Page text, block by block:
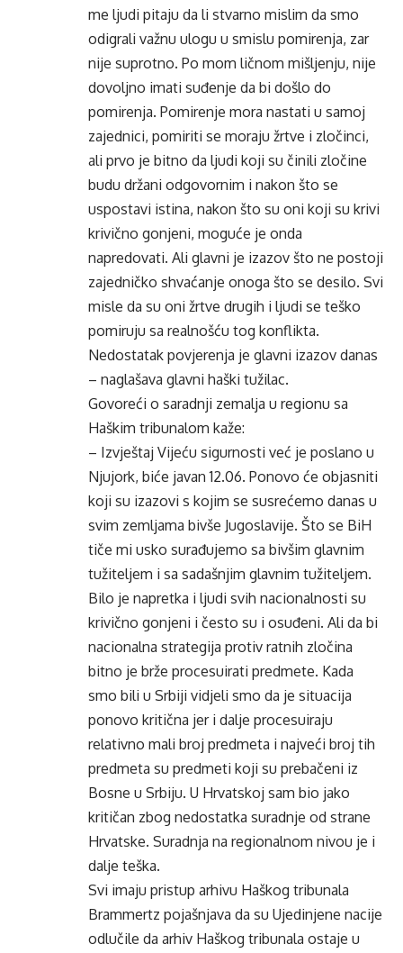
me ljudi pitaju da li stvarno mislim da smo
odigrali važnu ulogu u smislu pomirenja, zar
nije suprotno. Po mom ličnom mišljenju, nije
dovoljno imati suđenje da bi došlo do
pomirenja. Pomirenje mora nastati u samoj
zajednici, pomiriti se moraju žrtve i zločinci,
ali prvo je bitno da ljudi koji su činili zločine
budu držani odgovornim i nakon što se
uspostavi istina, nakon što su oni koji su krivi
krivično gonjeni, moguće je onda
napredovati. Ali glavni je izazov što ne postoji
zajedničko shvaćanje onoga što se desilo. Svi
misle da su oni žrtve drugih i ljudi se teško
pomiruju sa realnošću tog konflikta.
Nedostatak povjerenja je glavni izazov danas
– naglašava glavni haški tužilac.
Govoreći o saradnji zemalja u regionu sa
Haškim tribunalom kaže:
– Izvještaj Vijeću sigurnosti već je poslano u
Njujork, biće javan 12.06. Ponovo će objasniti
koji su izazovi s kojim se susrećemo danas u
svim zemljama bivše Jugoslavije. Što se BiH
tiče mi usko surađujemo sa bivšim glavnim
tužiteljem i sa sadašnjim glavnim tužiteljem.
Bilo je napretka i ljudi svih nacionalnosti su
krivično gonjeni i često su i osuđeni. Ali da bi
nacionalna strategija protiv ratnih zločina
bitno je brže procesuirati predmete. Kada
smo bili u Srbiji vidjeli smo da je situacija
ponovo kritična jer i dalje procesuiraju
relativno mali broj predmeta i najveći broj tih
predmeta su predmeti koji su prebačeni iz
Bosne u Srbiju. U Hrvatskoj sam bio jako
kritičan zbog nedostatka suradnje od strane
Hrvatske. Suradnja na regionalnom nivou je i
dalje teška.
Svi imaju pristup arhivu Haškog tribunala
Brammertz pojašnjava da su Ujedinjene nacije
odlučile da arhiv Haškog tribunala ostaje u